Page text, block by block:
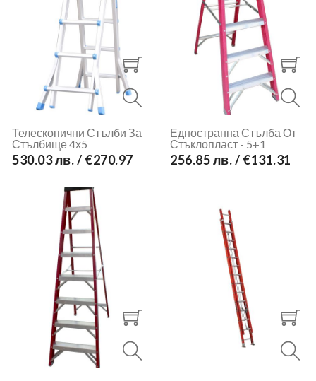
Телескопични Стълби За
Стълбище 4х5
530.03 лв. / €270.97
Едностранна Стълба От
Стъклопласт - 5+1
256.85 лв. / €131.31